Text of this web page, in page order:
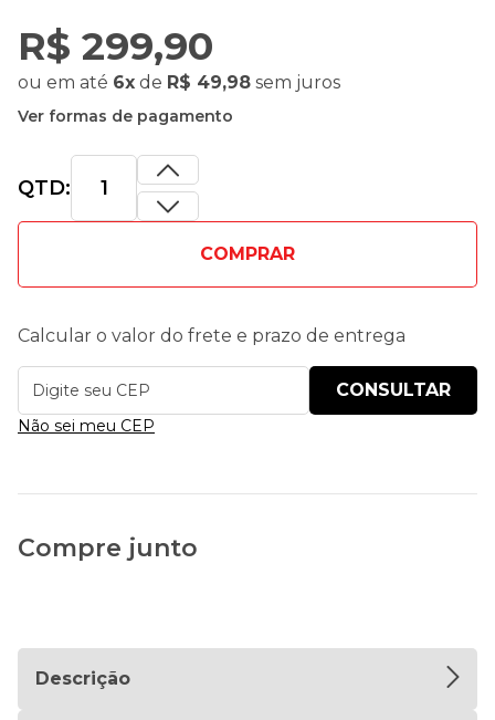
R$ 299,90
ou em até 6x de R$ 49,98 sem juros
Ver formas de pagamento
QTD:
COMPRAR
Calcular o valor do frete e prazo de entrega
Não sei meu CEP
Compre junto
Descrição